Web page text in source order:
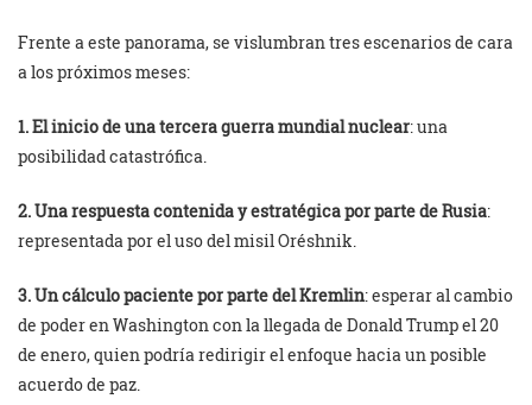
Frente a este panorama, se vislumbran tres escenarios de cara
a los próximos meses:
1. El inicio de una tercera guerra mundial nuclear: una
posibilidad catastrófica.
2. Una respuesta contenida y estratégica por parte de Rusia:
representada por el uso del misil Oréshnik.
3. Un cálculo paciente por parte del Kremlin: esperar al cambio
de poder en Washington con la llegada de Donald Trump el 20
de enero, quien podría redirigir el enfoque hacia un posible
acuerdo de paz.